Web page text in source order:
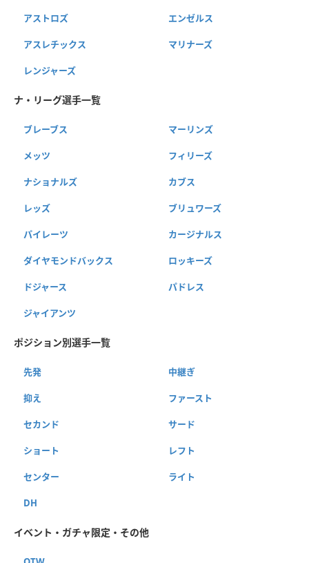
アストロズ エンゼルス
アスレチックス マリナーズ
レンジャーズ
ナ・リーグ選手一覧
ブレーブス マーリンズ
メッツ フィリーズ
ナショナルズ カブス
レッズ ブリュワーズ
パイレーツ カージナルス
ダイヤモンドバックス ロッキーズ
ドジャース パドレス
ジャイアンツ
ポジション別選手一覧
先発 中継ぎ
抑え ファースト
セカンド サード
ショート レフト
センター ライト
DH
イベント・ガチャ限定・その他